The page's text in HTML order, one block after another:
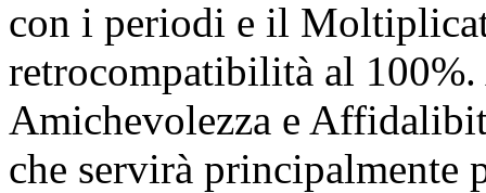
con i periodi e il
retrocompatibilità al
Amichevolezza e
che servirà principalmente